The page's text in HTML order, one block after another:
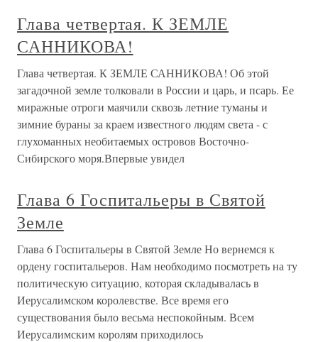
Глава четвертая. К ЗЕМЛЕ
САННИКОВА!
Глава четвертая. К ЗЕМЛЕ САННИКОВА! Об этой
загадочной земле толковали в России и царь, и псарь. Ее
миражные отроги маячили сквозь летние туманы и
зимние бураны за краем известного людям света - с
глухоманных необитаемых островов Восточно-
Сибирского моря.Впервые увидел
Глава 6 Госпитальеры в Святой
Земле
Глава 6 Госпитальеры в Святой Земле Но вернемся к
ордену госпитальеров. Нам необходимо посмотреть на ту
политическую ситуацию, которая складывалась в
Иерусалимском королевстве. Все время его
существования было весьма неспокойным. Всем
Иерусалимским королям приходилось